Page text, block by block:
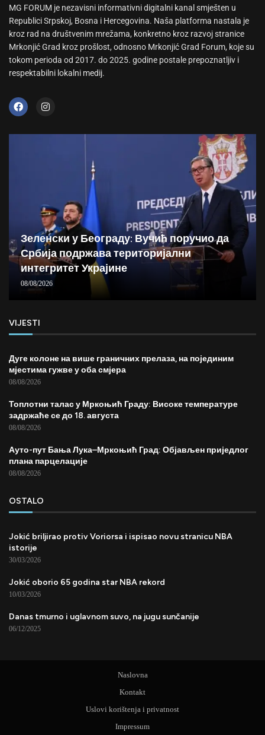
MG FORUM je nezavisni informativni digitalni kanal smješten u
Republici Srpskoj, Bosna i Hercegovina. Naša platforma nastala je
kroz rad na društvenim mrežama, konkretno kroz razvoj stranice
Mrkonjić Grad kroz prošlost, odnosno Mrkonjić Grad Forum, koje su
tokom perioda od 2017. do 2025. godine postale prepoznatljiv i
respektabilni lokalni medij.
Зеленски у Београду: Вучић поручио да
Србија подржава територијални
интегритет Украјине
08/08/2026
VIJESTI
Дуге колоне на више граничних прелаза, на појединим
мјестима гужве у оба смјера
08/08/2026
Топлотни талас у Мркоњић Граду: Високе температуре
задржаће се до 18. августа
08/08/2026
Ауто-пут Бања Лука–Мркоњић Град: Објављен приједлог
плана парцелације
08/08/2026
OSTALO
Jokić briljirao protiv Voriorsa i ispisao novu stranicu NBA
istorije
30/03/2026
Jokić oborio 65 godina star NBA rekord
10/03/2026
Danas tmurno i uglavnom suvo, na jugu sunčanije
06/12/2025
Naslovna
Kontakt
Uslovi korištenja i privatnost
Impressum